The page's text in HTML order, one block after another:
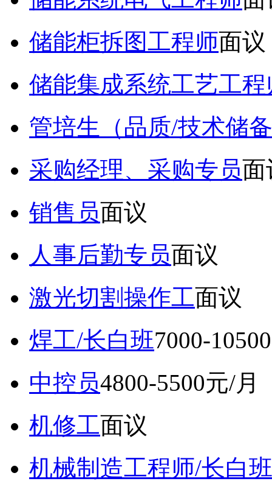
储能柜拆图工程师面议
储能集成系统工艺工程
管培生（品质/技术储
采购经理、采购专员面
销售员面议
人事后勤专员面议
激光切割操作工面议
焊工/长白班7000-
中控员4800-5500元/月
机修工面议
机械制造工程师/长白班